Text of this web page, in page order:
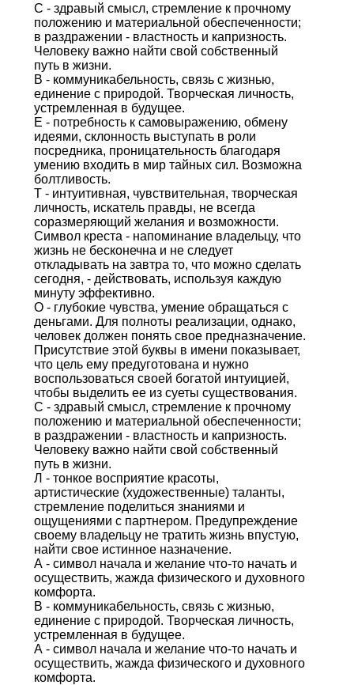
С - здравый смысл, стремление к прочному
положению и материальной обеспеченности;
в раздражении - властность и капризность.
Человеку важно найти свой собственный
путь в жизни.
В - коммуникабельность, связь с жизнью,
единение с природой. Творческая личность,
устремленная в будущее.
Е - потребность к самовыражению, обмену
идеями, склонность выступать в роли
посредника, проницательность благодаря
умению входить в мир тайных сил. Возможна
болтливость.
Т - интуитивная, чувствительная, творческая
личность, искатель правды, не всегда
соразмеряющий желания и возможности.
Символ креста - напоминание владельцу, что
жизнь не бесконечна и не следует
откладывать на завтра то, что можно сделать
сегодня, - действовать, используя каждую
минуту эффективно.
О - глубокие чувства, умение обращаться с
деньгами. Для полноты реализации, однако,
человек должен понять свое предназначение.
Присутствие этой буквы в имени показывает,
что цель ему предуготована и нужно
воспользоваться своей богатой интуицией,
чтобы выделить ее из суеты существования.
С - здравый смысл, стремление к прочному
положению и материальной обеспеченности;
в раздражении - властность и капризность.
Человеку важно найти свой собственный
путь в жизни.
Л - тонкое восприятие красоты,
артистические (художественные) таланты,
стремление поделиться знаниями и
ощущениями с партнером. Предупреждение
своему владельцу не тратить жизнь впустую,
найти свое истинное назначение.
А - символ начала и желание что-то начать и
осуществить, жажда физического и духовного
комфорта.
В - коммуникабельность, связь с жизнью,
единение с природой. Творческая личность,
устремленная в будущее.
А - символ начала и желание что-то начать и
осуществить, жажда физического и духовного
комфорта.